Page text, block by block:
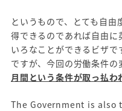
というもので、とても自
得できるのであれば自由に
いろなことができるビザ
ですが、今回の労働条件の
月間という条件が取っ払わ
The Government is